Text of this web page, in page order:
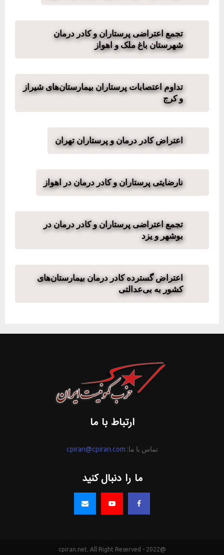
تجمع اعتراضی پرستاران و کادر درمان
شهرستان باغ ملک و اهواز
تداوم اعتصابات پرستاران بیمارستان‌های شیراز
و کرج
اعتراض کادر درمان و پرستاران تهران
نارضایتی پرستاران و کادر درمان در اهواز
تجمع اعتراضی پرستاران و کادر درمان در
بوشهر و یزد
اعتراض گسترده کادر درمان بیمارستان‌های
کشور به بی‌عدالتی
ارتباط با ما
تماس با ما: cpiran@cpiran.com
ما را دنبال کنید
@2022 - cpiran.net. All Right Reserved